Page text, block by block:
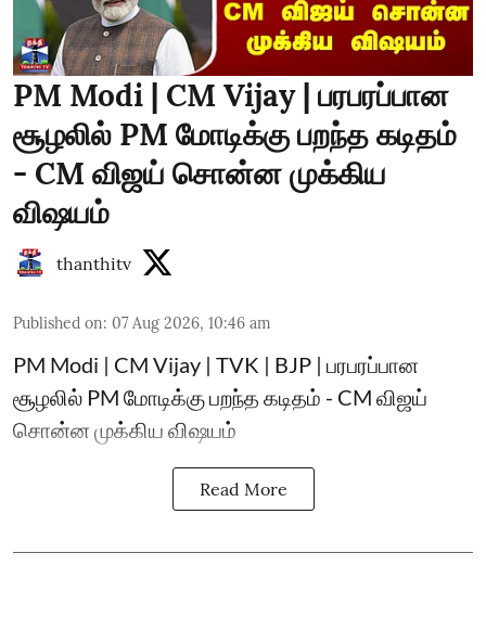
PM Modi | CM Vijay | பரபரப்பான
சூழலில் PM மோடிக்கு பறந்த கடிதம்
- CM விஜய் சொன்ன முக்கிய
விஷயம்
thanthitv
Published on: 07 Aug 2026, 10:46 am
PM Modi | CM Vijay | TVK | BJP | பரபரப்பான
சூழலில் PM மோடிக்கு பறந்த கடிதம் - CM விஜய்
சொன்ன முக்கிய விஷயம்
Read More